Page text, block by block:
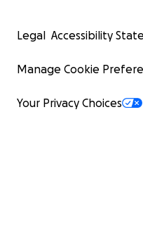
Legal Accessibility
Manage Cookie
Your Privacy Choices